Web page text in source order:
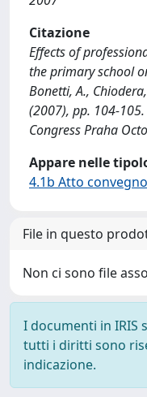
Citazione
Effects of
the primary school
Bonetti, A.,
(2007), pp. 104-
Congress Praha
Appare nelle
4.1b Atto
File in questo
Non ci sono file
I documenti in IRIS
tutti i diritti sono
indicazione.